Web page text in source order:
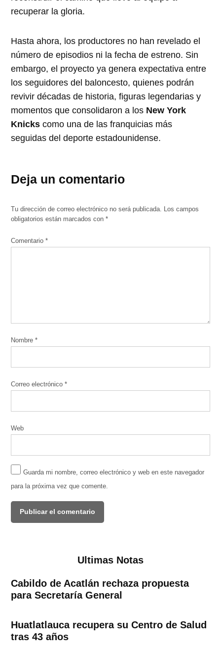
recuperar la gloria.
Hasta ahora, los productores no han revelado el
número de episodios ni la fecha de estreno. Sin
embargo, el proyecto ya genera expectativa entre
los seguidores del baloncesto, quienes podrán
revivir décadas de historia, figuras legendarias y
momentos que consolidaron a los New York
Knicks como una de las franquicias más
seguidas del deporte estadounidense.
Deja un comentario
Tu dirección de correo electrónico no será publicada. Los campos
obligatorios están marcados con*
Comentario*
Nombre*
Correo electrónico*
Web
Guarda mi nombre, correo electrónico y web en este navegador
para la próxima vez que comente.
Ultimas Notas
Cabildo de Acatlán rechaza propuesta
para Secretaría General
Huatlatlauca recupera su Centro de Salud
tras 43 años